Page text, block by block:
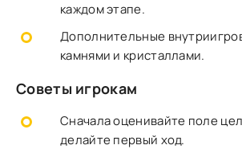
каждом этапе.
Дополнительные
камнями и кристаллами.
Советы игрокам
Сначала оценивайте поле
делайте первый ход.